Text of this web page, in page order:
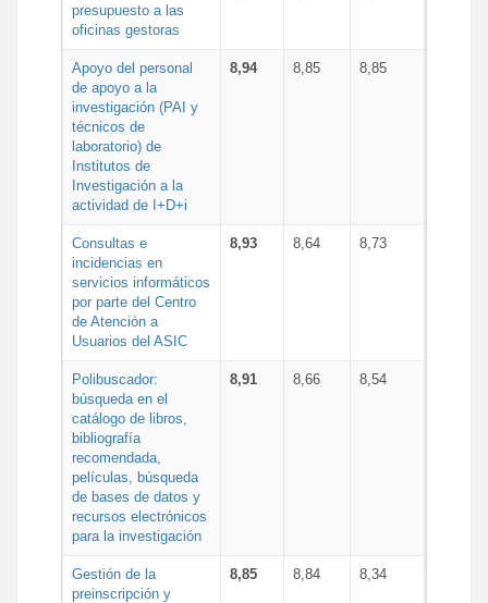
presupuesto a las
oficinas gestoras
Apoyo del personal
de apoyo a la
investigación (PAI y
técnicos de
laboratorio) de
Institutos de
Investigación a la
actividad de I+D+i
8,94 8,85 8,85
Consultas e
incidencias en
servicios informáticos
por parte del Centro
de Atención a
Usuarios del ASIC
8,93 8,64 8,73
Polibuscador:
búsqueda en el
catálogo de libros,
bibliografía
recomendada,
películas, búsqueda
de bases de datos y
recursos electrónicos
para la investigación
8,91 8,66 8,54
Gestión de la
preinscripción y
8,85 8,84 8,34